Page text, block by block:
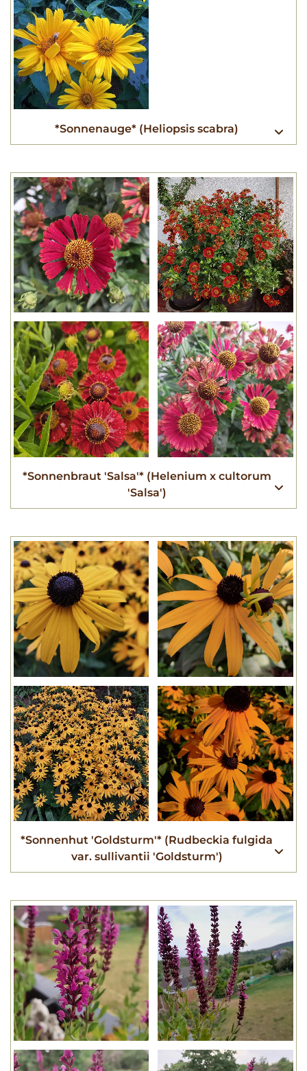
*Sonnenauge* (Heliopsis scabra)
*Sonnenbraut 'Salsa'* (Helenium x cultorum
'Salsa')
*Sonnenhut 'Goldsturm'* (Rudbeckia fulgida
var. sullivantii 'Goldsturm')